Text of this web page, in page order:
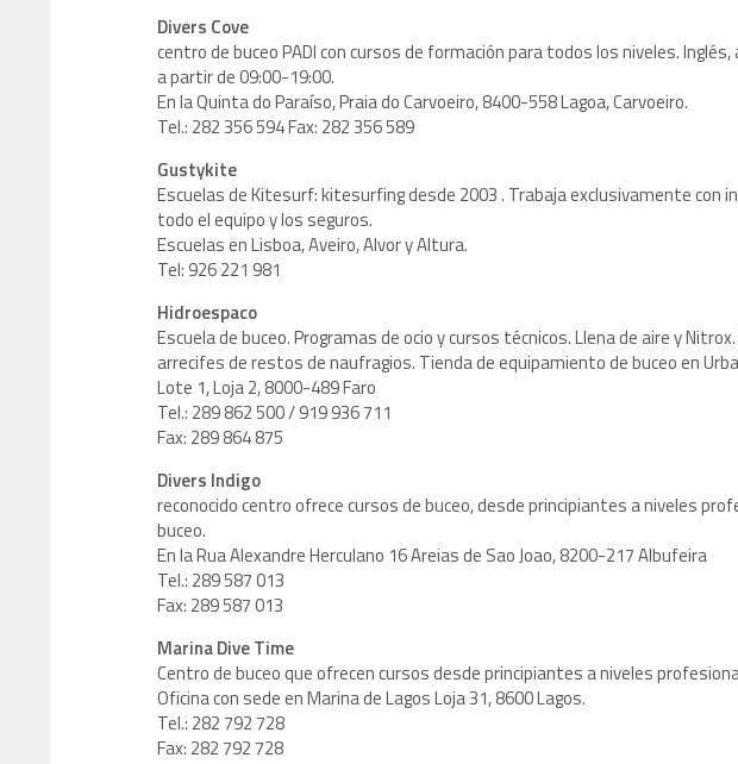
Divers Cove
centro de buceo PADI con cursos de formación para todos los niveles.
a partir de 09:00-19:00.
En la Quinta do Paraíso, Praia do Carvoeiro, 8400-558 Lagoa, Carvoeiro.
Tel.: 282 356 594 Fax: 282 356 589
Gustykite
Escuelas de Kitesurf: kitesurfing desde 2003 . Trabaja exclusivamente con
todo el equipo y los seguros.
Escuelas en Lisboa, Aveiro, Alvor y Altura.
Tel: 926 221 981
Hidroespaco
Escuela de buceo. Programas de ocio y cursos técnicos. Llena de aire y
arrecifes de restos de naufragios. Tienda de equipamiento de buceo en
Lote 1, Loja 2, 8000-489 Faro
Tel.: 289 862 500 / 919 936 711
Fax: 289 864 875
Divers Indigo
reconocido centro ofrece cursos de buceo, desde principiantes a niveles
buceo.
En la Rua Alexandre Herculano 16 Areias de Sao Joao, 8200-217 Albufeira
Tel.: 289 587 013
Fax: 289 587 013
Marina Dive Time
Centro de buceo que ofrecen cursos desde principiantes a niveles
Oficina con sede en Marina de Lagos Loja 31, 8600 Lagos.
Tel.: 282 792 728
Fax: 282 792 728